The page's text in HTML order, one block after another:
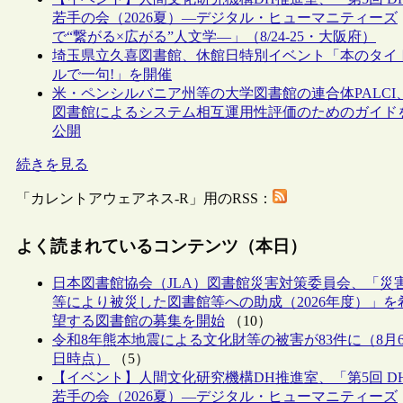
若手の会（2026夏）―デジタル・ヒューマニティーズ
で“繋がる×広がる”人文学―」（8/24-25・大阪府）
埼玉県立久喜図書館、休館日特別イベント「本のタイ
ルで一句!」を開催
米・ペンシルバニア州等の大学図書館の連合体PALCI、
図書館によるシステム相互運用性評価のためのガイド
公開
続きを見る
「カレントアウェアネス-R」用のRSS：
よく読まれているコンテンツ（本日）
日本図書館協会（JLA）図書館災害対策委員会、「災
等により被災した図書館等への助成（2026年度）」を
望する図書館の募集を開始 （10）
令和8年熊本地震による文化財等の被害が83件に（8月
日時点）
（5）
【イベント】人間文化研究機構DH推進室、「第5回
若手の会（2026夏）―デジタル・ヒューマニティーズ